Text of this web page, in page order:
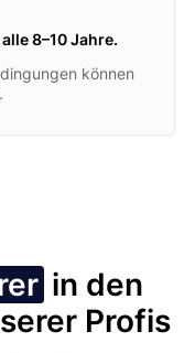
8–10 Jahre.
können
in den
Profis